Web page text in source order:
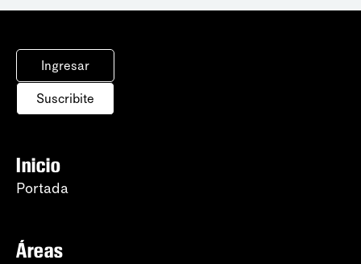
Ingresar
Suscribite
Inicio
Portada
Áreas